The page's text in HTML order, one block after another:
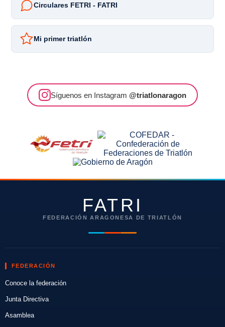
Circulares FETRI - FATRI
Mi primer triatlón
Síguenos en Instagram @triatlonaragon
FATRI
FEDERACIÓN ARAGONESA DE TRIATLÓN
FEDERACIÓN
Conoce la federación
Junta Directiva
Asamblea